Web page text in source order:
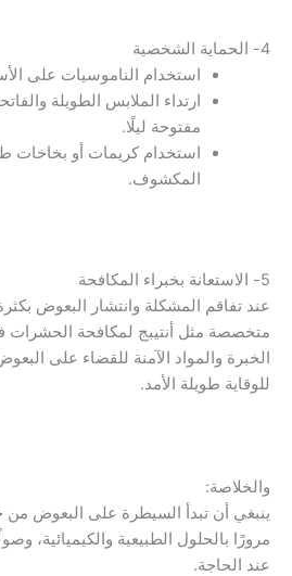
4- الحماية الشخصية
استخدام الناموسيات على
ارتداء الملابس الطويلة
مفتوحة ليلًا.
استخدام كريمات أو بخاخات
المكشوف.
5- الاستعانة بخبراء المكافحة
عند تفاقم المشكلة وانتشار البعوض
متخصصة مثل أنتيبج لمكافحة الحشرات
الخبرة والمواد الآمنة للقضاء على
للوقاية طويلة الأمد.
والخلاصة:
ينبغي أن تبدأ السيطرة على البعوض من
مرورًا بالحلول الطبيعية والكيميائية،
عند الحاجة.